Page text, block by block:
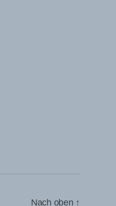
Nach oben ↑